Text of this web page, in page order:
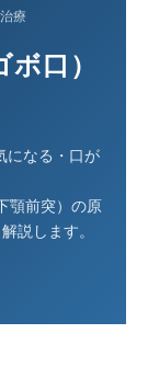
療
口）
になる・口が
顎前突）の原
説します。